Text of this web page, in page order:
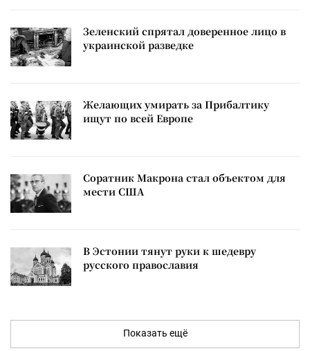
Зеленский спрятал доверенное лицо в
украинской разведке
Желающих умирать за Прибалтику
ищут по всей Европе
Соратник Макрона стал объектом для
мести США
В Эстонии тянут руки к шедевру
русского православия
Показать ещё